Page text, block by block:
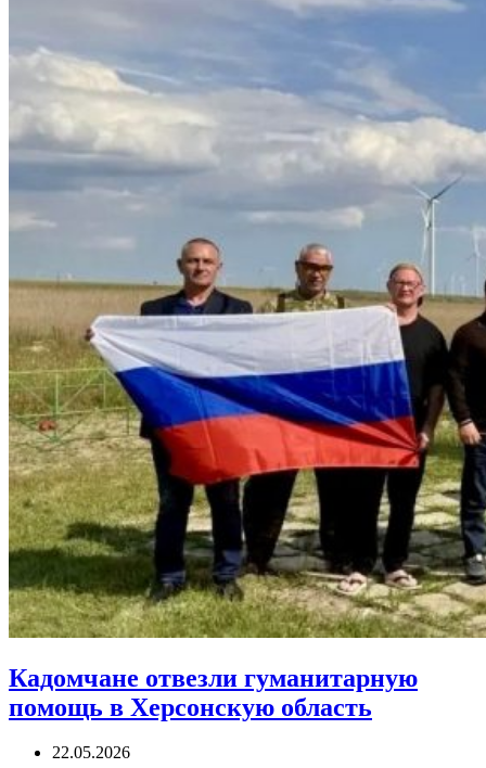
Кадомчане отвезли гуманитарную
помощь в Херсонскую область
22.05.2026